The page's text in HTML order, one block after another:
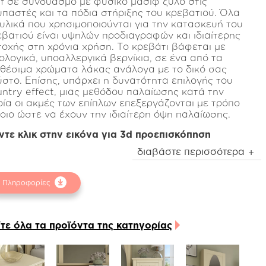
LINE
και τα πόδια στήριξης του κρεβατιού. Όλα
που χρησιμοποιούνται για την κατασκευή του
είναι υψηλών προδιαγραφών και ιδιαίτερης
στη χρόνια χρήση. Το κρεβάτι βάφεται με
υποαλλεργικά βερνίκια, σε ένα από τα
χρώματα λάκας ανάλογα με το δικό σας
Επίσης, υπάρχει η δυνατότητα επιλογής του
effect, μιας μεθόδου παλαίωσης κατά την
οι ακμές των επίπλων επεξεργάζονται με τρόπο
ώστε να έχουν την ιδιαίτερη όψη παλαίωσης.
κλικ στην εικόνα για 3d προεπισκόπηση
προθήκης στο κεφαλάρι σταθερών
δημιουργήσει ιδιαίτερα ζεστή αίσθηση.
κρεβάτι δέχεται στρώμα διαστάσεων 160*200 το
το κρεβάτι Isavella, μπορεί να μετατραπεί
σε χρήσιμο αποθηκευτικό χώρο με την
διαβάστε περισσότερα
Πληροφορίες
όλα τα προϊόντα της κατηγορίας